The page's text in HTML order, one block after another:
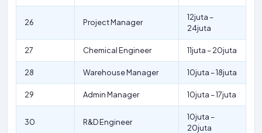
26 Project Manager
12juta –
24juta
27 Chemical Engineer 11juta – 20juta
28 Warehouse Manager 10juta – 18juta
29 Admin Manager 10juta – 17juta
30 R&D Engineer
10juta –
20juta